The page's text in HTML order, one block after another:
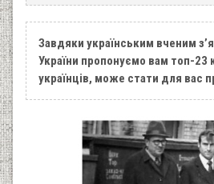
Завдяки українським вченим
України пропонуємо вам топ-23
українців, може стати для вас